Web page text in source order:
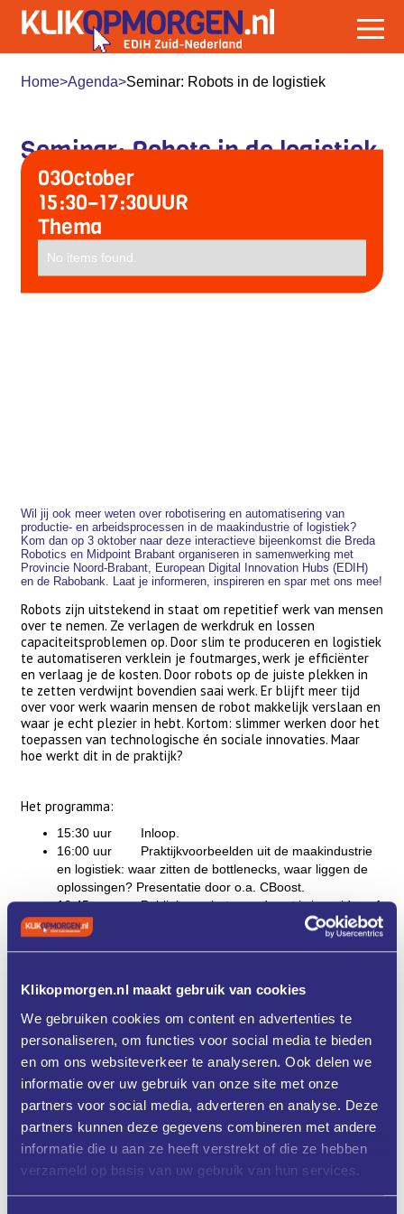
Klikopmorgen.nl maakt gebruik van cookies
We gebruiken cookies om content en advertenties te
personaliseren, om functies voor social media te bieden
en om ons websiteverkeer te analyseren. Ook delen we
informatie over uw gebruik van onze site met onze
partners voor social media, adverteren en analyse. Deze
partners kunnen deze gegevens combineren met andere
informatie die u aan ze heeft verstrekt of die ze hebben
verzameld op basis van uw gebruik van hun services.
Home>Agenda>Seminar: Robots in de logistiek
Seminar: Robots in de logistiek
03October
15:30–17:30UUR
Thema
No items found.
Wil jij ook meer weten over robotisering en automatisering van
productie- en arbeidsprocessen in de maakindustrie of logistiek?
Kom dan op 3 oktober naar deze interactieve bijeenkomst die Breda
Robotics en Midpoint Brabant organiseren in samenwerking met
Provincie Noord-Brabant, European Digital Innovation Hubs (EDIH)
en de Rabobank. Laat je informeren, inspireren en spar met ons mee!
Robots zijn uitstekend in staat om repetitief werk van mensen
over te nemen. Ze verlagen de werkdruk en lossen
capaciteitsproblemen op. Door slim te produceren en logistiek
te automatiseren verklein je foutmarges, werk je efficiënter
en verlaag je de kosten. Door robots op de juiste plekken in
te zetten verdwijnt bovendien saai werk. Er blijft meer tijd
over voor werk waarin mensen de robot makkelijk verslaan en
waar je echt plezier in hebt. Kortom: slimmer werken door het
toepassen van technologische én sociale innovaties. Maar
hoe werkt dit in de praktijk?
Het programma:
15:30 uur Inloop.
16:00 uur Praktijkvoorbeelden uit de maakindustrie
en logistiek: waar zitten de bottlenecks, waar liggen de
oplossingen? Presentatie door o.a. CBoost.
16:45 uur Publiek aan het woord: wat is jouw idee of
vraagstuk?
17:15 uur Midpoint Brabant en REWIN West-Brabant
businesscase voor jouw bedrijf.
17:20 uur Interactieve afronding.
18:30 uur Einde
Meld je aan via onderstaande aanmeld button. We zien je
graag op 3 oktober.
Programma